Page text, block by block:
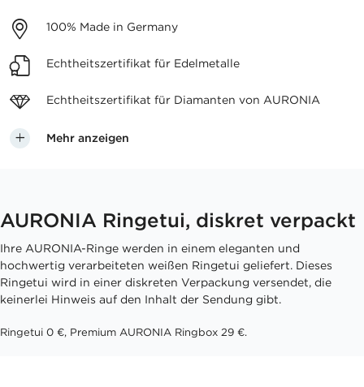
100% Made in Germany
Echtheitszertifikat für Edelmetalle
Echtheitszertifikat für Diamanten von AURONIA
Mehr anzeigen
AURONIA Ringetui, diskret verpackt
Ihre AURONIA-Ringe werden in einem eleganten und
hochwertig verarbeiteten weißen Ringetui geliefert. Dieses
Ringetui wird in einer diskreten Verpackung versendet, die
keinerlei Hinweis auf den Inhalt der Sendung gibt.
Ringetui 0 €, Premium AURONIA Ringbox 29 €.